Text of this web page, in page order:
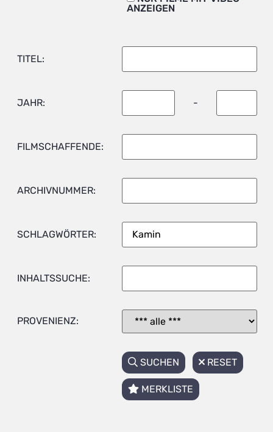
ANZEIGEN
TITEL:
JAHR: -
FILMSCHAFFENDE:
ARCHIVNUMMER:
SCHLAGWÖRTER:
INHALTSSUCHE:
PROVENIENZ:
SUCHEN RESET
MERKLISTE